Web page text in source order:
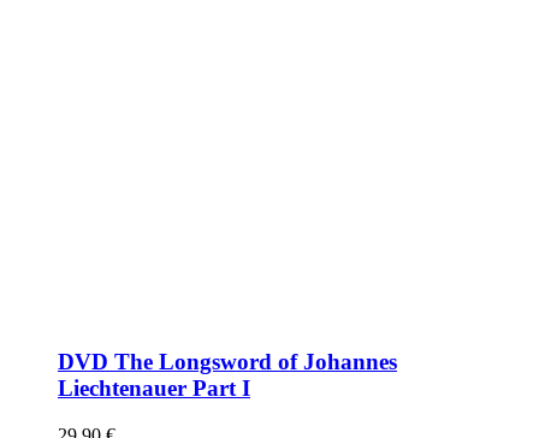
DVD The Longsword of Johannes
Liechtenauer Part I